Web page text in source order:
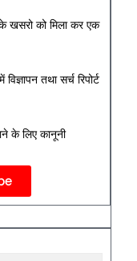
खसरो को मिला कर एक
तथा सर्च रिपोर्ट
के लिए कानूनी